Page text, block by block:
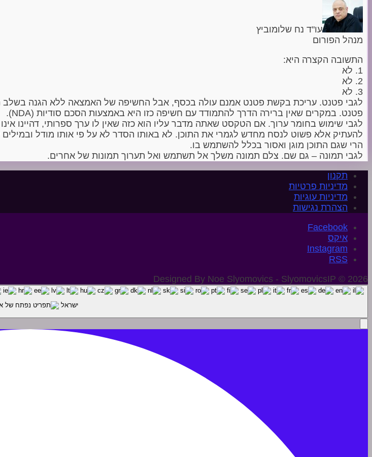
עו"ד נח שלומוביץ
מנהל הפורום
התשובה הקצרה היא:
1. לא
2. לא
3. לא
לגבי פטנט. עריכת בקשת פטנט אמנם עולה בכסף, אבל החשיפה של האמצאה ללא הגנה בשלב
פטנט. במקרים שאין ברירה הדרך להתמודד עם חשיפה כזו היא באמצעות הסכם סודיות (NDA).
לגבי שימוש בחומר ערוך. אם הטקסט שאתה מדבר עליו הוא כזה שאין לו ערך ספרותי, דהיינו
להעתיק אלא פשוט לנסח מחדש לגמרי את התוכן. לא באותו הסדר לא על פי אותו מודל
הרי שגם התוכן מוגן ואסור בכלל להשתמש בו.
לגבי תמונה – גם שם. צלם תמונה משלך אל תשתמש ואל תערוך תמונות של אחרים.
תקנון
מדיניות פרטיות
מדיניות עוגיות
הצהרת נגישות
איקס
Instagram
Designed By Noe Slyomovics - SlyomovicsIP © 2026
ישראל